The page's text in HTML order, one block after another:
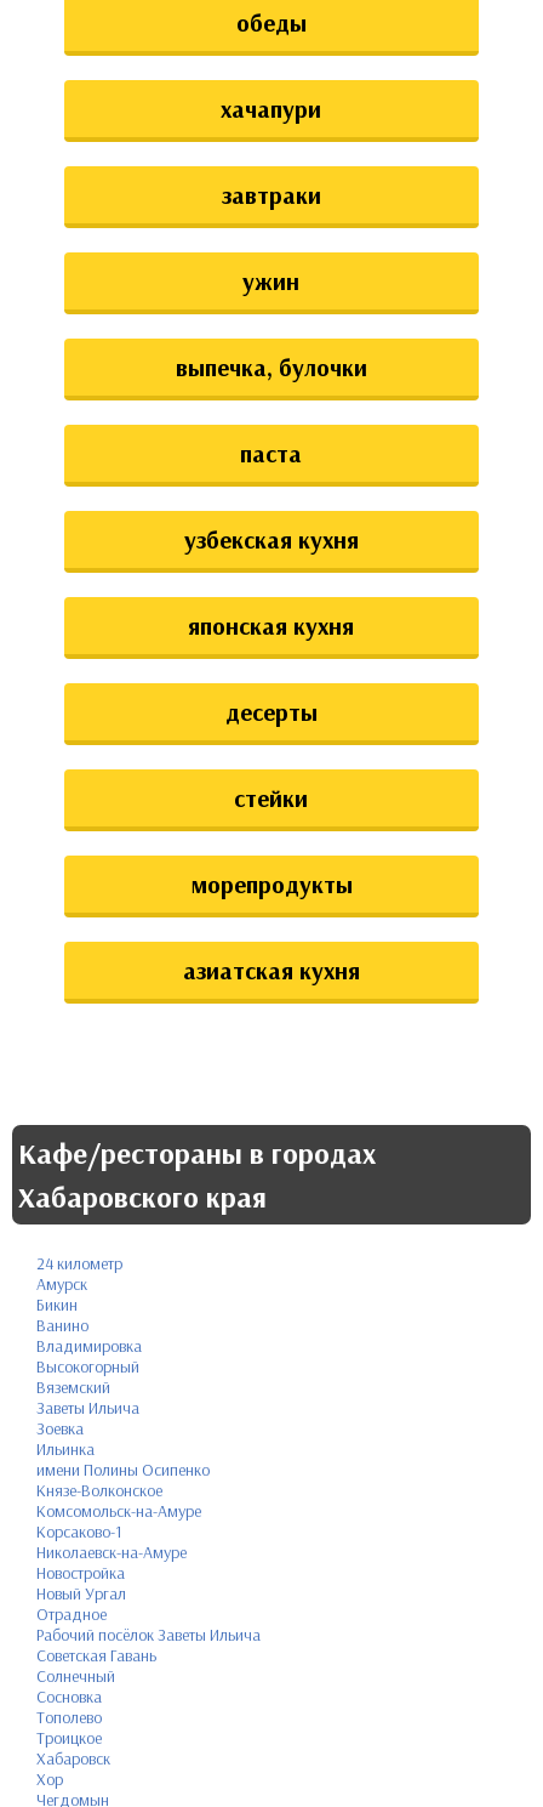
обеды
хачапури
завтраки
ужин
выпечка, булочки
паста
узбекская кухня
японская кухня
десерты
стейки
морепродукты
азиатская кухня
Кафе/рестораны в городах
Хабаровского края
24 километр
Амурск
Бикин
Ванино
Владимировка
Высокогорный
Вяземский
Заветы Ильича
Зоевка
Ильинка
имени Полины Осипенко
Князе-Волконское
Комсомольск-на-Амуре
Корсаково-1
Николаевск-на-Амуре
Новостройка
Новый Ургал
Отрадное
Рабочий посёлок Заветы Ильича
Советская Гавань
Солнечный
Сосновка
Тополево
Троицкое
Хабаровск
Хор
Чегдомын